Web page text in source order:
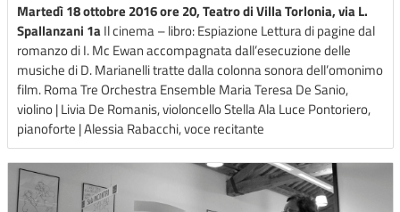
Martedì 18 ottobre 2016 ore 20, Teatro di Villa Torlonia, via L.
Spallanzani 1aIl cinema – libro: Espiazione Lettura di pagine dal
romanzo di I. Mc Ewan accompagnata dall’esecuzione delle
musiche di D. Marianelli tratte dalla colonna sonora dell’omonimo
film. Roma Tre Orchestra Ensemble Maria Teresa De Sanio,
violino | Livia De Romanis, violoncello Stella Ala Luce Pontoriero,
pianoforte | Alessia Rabacchi, voce recitante